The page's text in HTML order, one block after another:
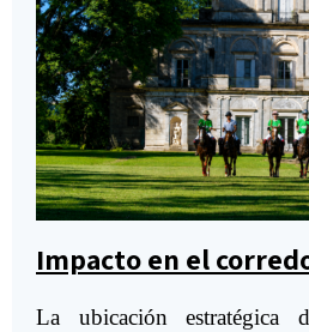
Impacto en el
La ubicación estratégica